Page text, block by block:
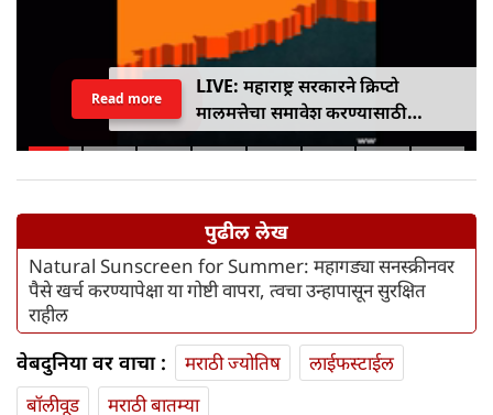
LIVE: महाराष्ट्र सरकारने क्रिप्टो
मालमत्तेचा समावेश करण्यासाठी
एमपीआयडी कायद्यात दुरुस्ती केली
Read more
पुढील लेख
Natural Sunscreen for Summer: महागड्या सनस्क्रीनवर
पैसे खर्च करण्यापेक्षा या गोष्टी वापरा, त्वचा उन्हापासून सुरक्षित
राहील
वेबदुनिया वर वाचा : मराठी ज्योतिष
लाईफस्टाईल
बॉलीवूड
मराठी बातम्या